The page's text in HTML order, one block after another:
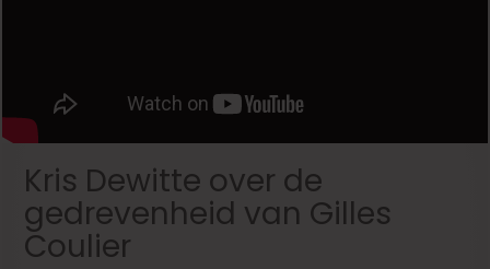
Kris Dewitte over de
gedrevenheid van Gilles
Coulier